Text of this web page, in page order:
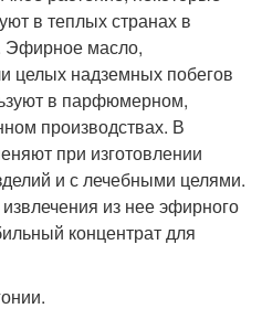
в теплых странах в
масло,
целых надземных побегов
в парфюмерном,
производствах. В
при изготовлении
и с лечебными целями.
из нее эфирного
концентрат для